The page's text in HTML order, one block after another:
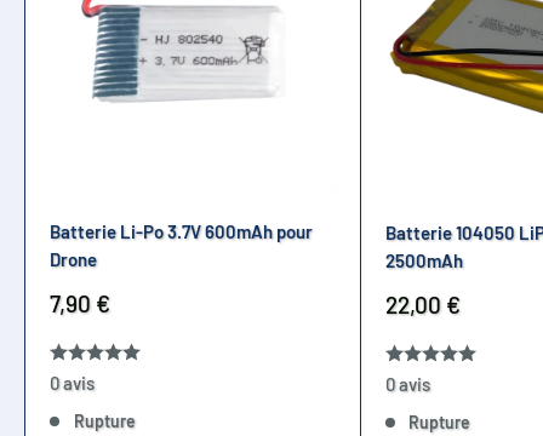
Batterie Li-Po 3.7V 600mAh pour
Drone
Prix
réduit
7,90 €
0 avis
Rupture
Batterie 104050
2500mAh
Prix
réduit
22,00 €
0 avis
Rupture